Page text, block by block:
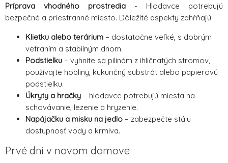
Príprava vhodného prostredia - Hlodavce potrebujú
bezpečné a priestranné miesto. Dôležité aspekty zahŕňajú:
Klietku alebo terárium – dostatočne veľké, s dobrým
vetraním a stabilným dnom.
Podstielku – vyhnite sa pilinám z ihličnatých stromov,
používajte hobliny, kukuričný substrát alebo papierovú
podstielku.
Úkryty a hračky – hlodavce potrebujú miesta na
schovávanie, lezenie a hryzenie.
Napájačku a misku na jedlo – zabezpečte stálu
dostupnosť vody a krmiva.
Prvé dni v novom domove